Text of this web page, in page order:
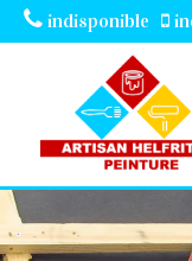
indisponible